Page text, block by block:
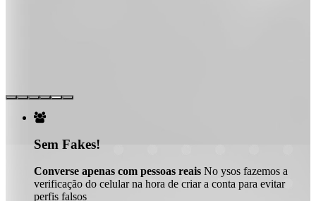

Sem Fakes!
Converse apenas com pessoas reais No ysos fazemos a
verificação do celular na hora de criar a conta para evitar
perfis falsos